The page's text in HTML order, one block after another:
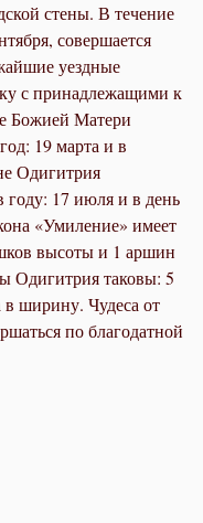
стены. В течение
совершается
уездные
с принадлежащими к
Божией Матери
19 марта и в
Одигитрия
году: 17 июля и в день
«Умиление» имеет
высоты и 1 аршин
Одигитрия таковы: 5
ширину. Чудеса от
по благодатной